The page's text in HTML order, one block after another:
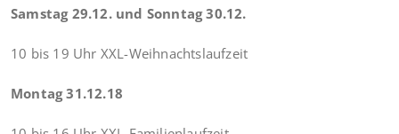
Samstag 29.12. und Sonntag 30.12.
10 bis 19 Uhr XXL-Weihnachtslaufzeit
Montag 31.12.18